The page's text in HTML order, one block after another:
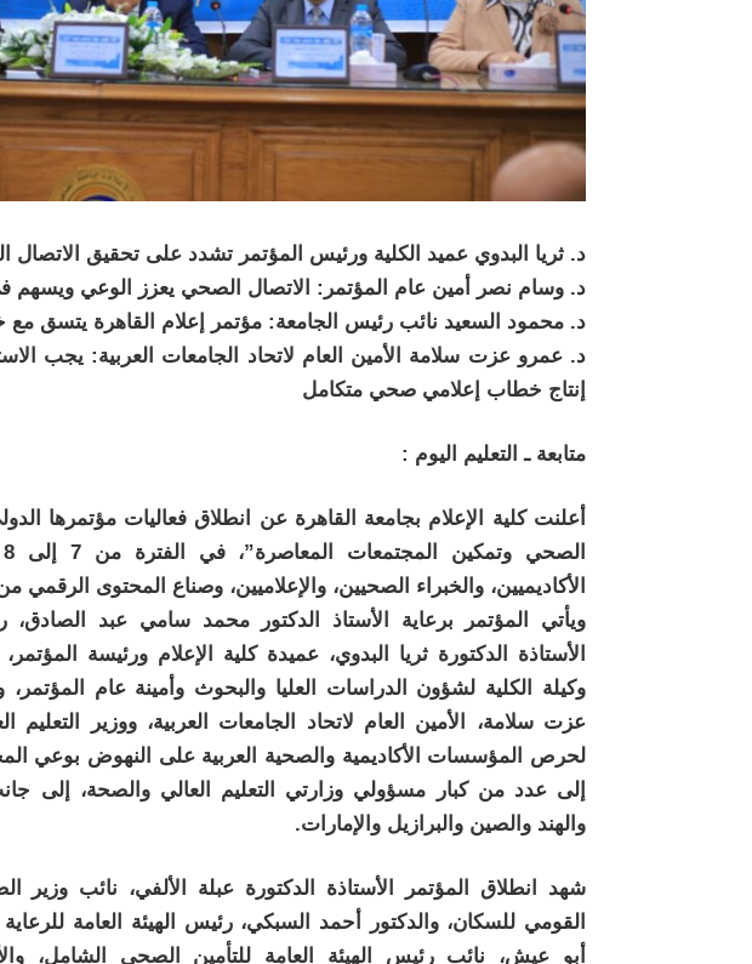
د. ثريا البدوي عميد الكلية ورئيس المؤتمر تشدد على تحقيق الاتصال
د. وسام نصر أمين عام المؤتمر: الاتصال الصحي يعزز الوعي ويسهم
د. محمود السعيد نائب رئيس الجامعة: مؤتمر إعلام القاهرة يتسق مع
د. عمرو عزت سلامة الأمين العام لاتحاد الجامعات العربية: يجب
إنتاج خطاب إعلامي صحي متكامل
متابعة ـ التعليم اليوم :
أعلنت كلية الإعلام بجامعة القاهرة عن انطلاق فعاليات مؤتمرها
الأكاديميين، والخبراء الصحيين، والإعلاميين، وصناع المحتوى الرقمي
ويأتي المؤتمر برعاية الأستاذ الدكتور محمد سامي عبد
الأستاذة الدكتورة ثريا البدوي، عميدة كلية الإعلام ورئيسة
وكيلة الكلية لشؤون الدراسات العليا والبحوث وأمينة عام المؤتمر،
عزت سلامة، الأمين العام لاتحاد الجامعات العربية، ووزير
لحرص المؤسسات الأكاديمية والصحية العربية على النهوض بوعي
إلى عدد من كبار مسؤولي وزارتي التعليم العالي والصحة، إلى
والهند والصين والبرازيل والإمارات.
شهد انطلاق المؤتمر الأستاذة الدكتورة عبلة الألفي، نائب
القومي للسكان، والدكتور أحمد السبكي، رئيس الهيئة العامة للرعاية
أبو عيش، نائب رئيس الهيئة العامة للتأمين الصحي الشامل،